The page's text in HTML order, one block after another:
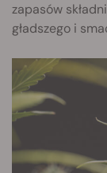
zapasów
gładszego i